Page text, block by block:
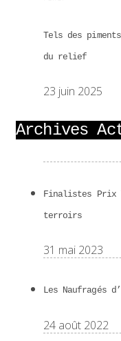
Tels des
du relief
23 juin 2025
Archives
Finalistes Prix
terroirs
31 mai 2023
Les Naufragés
24 août 2022